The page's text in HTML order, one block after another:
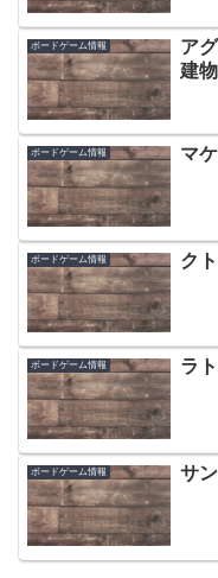
ボードゲーム情報
ア
建
ボードゲーム情報 マ
ボードゲーム情報 ク
ボードゲーム情報 ラ
ボードゲーム情報 サ